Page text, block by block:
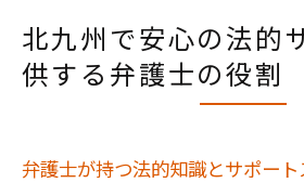
北九州で安心の法的
供する弁護士の役割
弁護士が持つ法的知識とサポー